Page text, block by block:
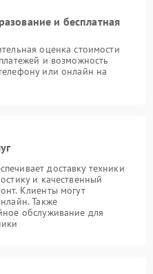
и бесплатная
оценка стоимости
и возможность
или онлайн на
доставку техники
и качественный
Клиенты могут
Также
обслуживание для